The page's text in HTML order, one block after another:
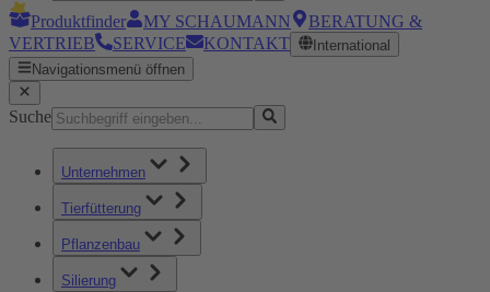
Produktfinder
MY SCHAUMANN
BERATUNG &
VERTRIEB
SERVICE KONTAKT
International
Navigationsmenü öffnen
Suche
Unternehmen
Tierfütterung
Pflanzenbau
Silierung